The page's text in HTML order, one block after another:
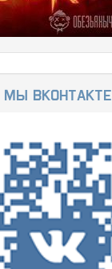
Мы ВКонтакте